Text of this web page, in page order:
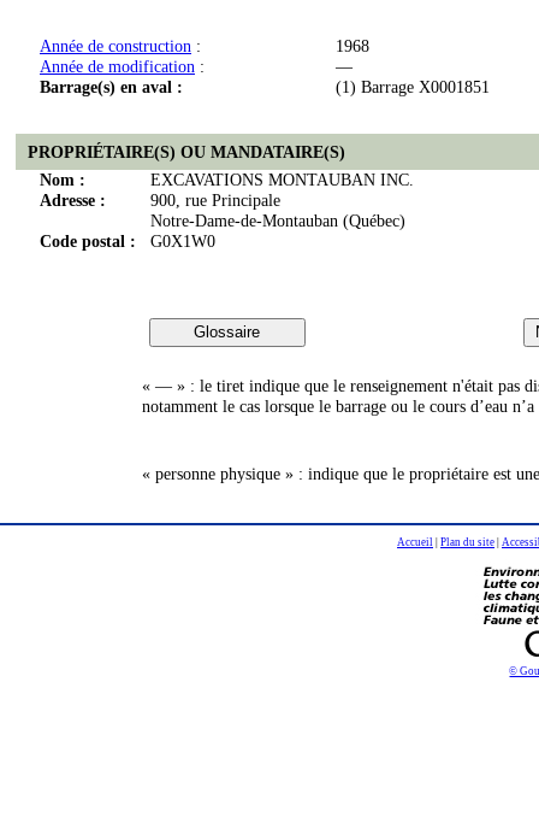
Année de construction :
1968
Année de modification :
—
Barrage(s) en aval :
(1) Barrage X0001851
PROPRIÉTAIRE(S) OU MANDATAIRE(S)
Nom :
EXCAVATIONS MONTAUBAN INC.
Adresse :
900, rue Principale
Notre-Dame-de-Montauban (Québec)
Code postal :
G0X1W0
« — » : le tiret indique que le renseignement n'était pas
notamment le cas lorsque le barrage ou le cours d’eau
« personne physique » : indique que le propriétaire est
Accueil Plan du site
©